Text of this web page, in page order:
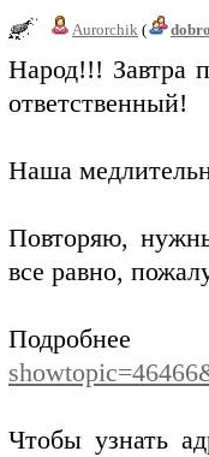
Aurorchik (
Народ!!! Завтра
ответственный!
Наша
Повторяю,
все равно,
Чтобы узнать